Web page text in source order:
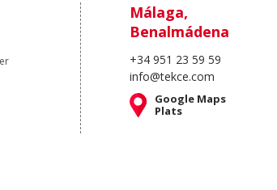
Málaga,
Benalmádena
+34 951 23 59 59
info@tekce.com
Google Maps
Plats